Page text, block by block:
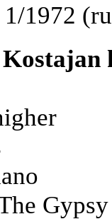
1972